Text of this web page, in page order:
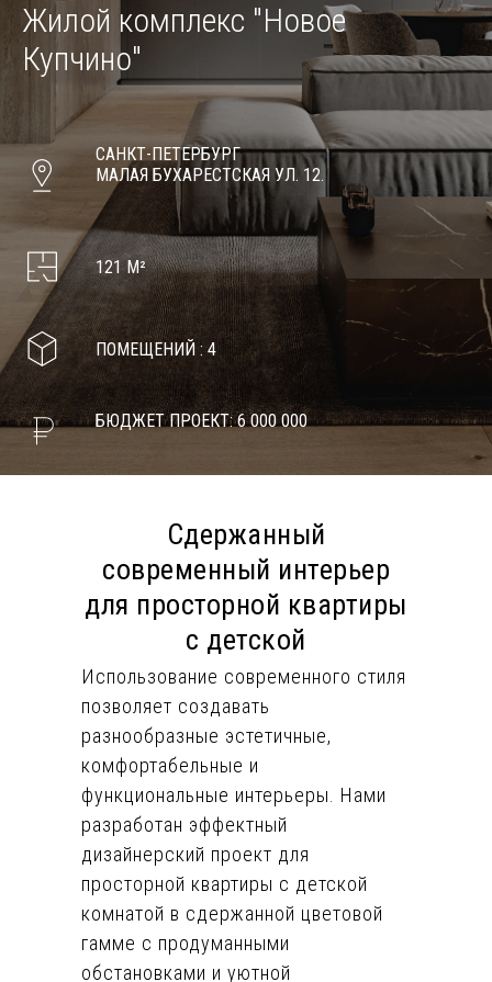
Жилой комплекс "Новое
Купчино"
САНКТ-ПЕТЕРБУРГ
МАЛАЯ БУХАРЕСТСКАЯ УЛ. 12.
121 М²
ПОМЕЩЕНИЙ : 4
БЮДЖЕТ ПРОЕКТ: 6 000 000
Сдержанный
современный интерьер
для просторной квартиры
с детской
Использование современного стиля
позволяет создавать
разнообразные эстетичные,
комфортабельные и
функциональные интерьеры. Нами
разработан эффектный
дизайнерский проект для
просторной квартиры с детской
комнатой в сдержанной цветовой
гамме с продуманными
обстановками и уютной